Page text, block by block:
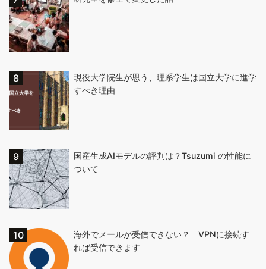
現役大学院生が思う、理系学生は国立大学に進学
すべき理由
国産生成AIモデルの評判は？Tsuzumi の性能に
ついて
海外でメールが受信できない？ VPNに接続す
れば受信できます